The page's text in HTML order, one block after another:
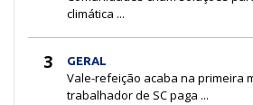
climática ...
3 GERAL
Vale-refeição acaba na primeira
trabalhador de SC paga ...